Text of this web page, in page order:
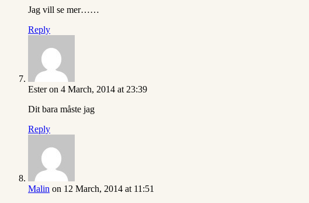
Jag vill se mer……
Reply
Ester on 4 March, 2014 at 23:39
Dit bara måste jag
Reply
Malin on 12 March, 2014 at 11:51